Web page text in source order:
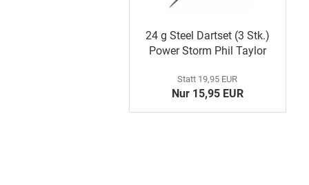
24 g Steel Dart­set (3 Stk.)
Power Storm Phil Tay­lor
Statt 19,95 EUR
Nur 15,95 EUR